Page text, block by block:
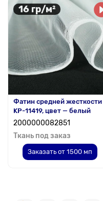
16 гр/м²
Фатин средней жесткости
KP-11419, цвет — белый
2000000082851
Ткань под заказ
Заказать от 1500 мп